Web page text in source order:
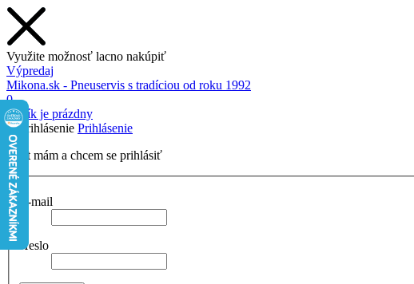
Využite možnosť lacno nakúpiť
Výpredaj
Mikona.sk - Pneuservis s tradíciou od roku 1992
0
Košík je prázdny
Prihlásenie
Účet mám a chcem se prihlásiť
E-mail
Heslo